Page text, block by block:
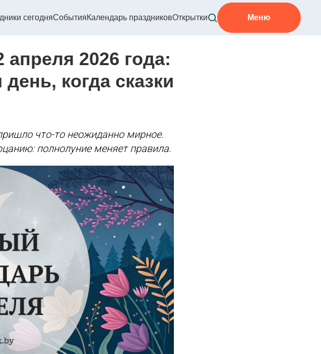
сегодняСобытияКалендарь праздниковОткрытки Меню
2026 года:
когда сказки
что-то неожиданно мирное.
полнолуние меняет правила.